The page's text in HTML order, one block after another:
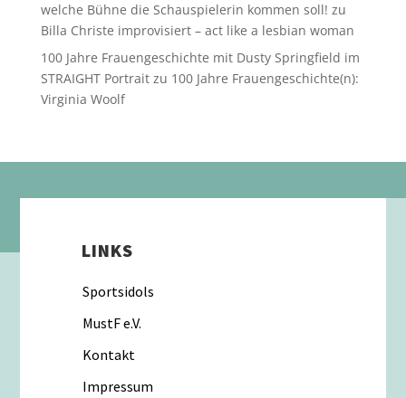
welche Bühne die Schauspielerin kommen soll! zu
Billa Christe improvisiert – act like a lesbian woman
100 Jahre Frauengeschichte mit Dusty Springfield im
STRAIGHT Portraitzu 100 Jahre Frauengeschichte(n):
Virginia Woolf
LINKS
Sportsidols
MustF e.V.
Kontakt
Impressum